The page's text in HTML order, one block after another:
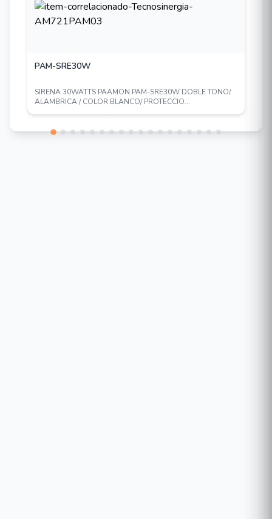
PAM-SRE30W
SIRENA 30WATTS PAAMON PAM-SRE30W DOBLE TONO/
ALAMBRICA / COLOR BLANCO/ PROTECCIO...